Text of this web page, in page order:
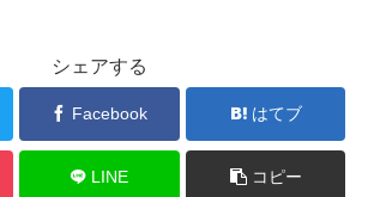
シェアする
Facebook はてブ
LINE コピー